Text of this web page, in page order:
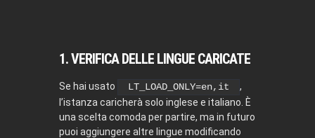
1. VERIFICA DELLE LINGUE CARICATE
Se hai usato LT_LOAD_ONLY=en,it
,
l’istanza caricherà solo inglese e italiano. È
una scelta comoda per partire, ma in futuro
puoi aggiungere altre lingue modificando